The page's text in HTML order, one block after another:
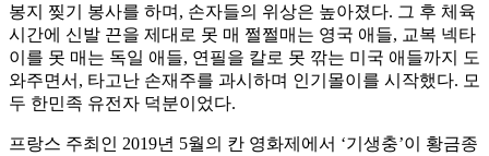
봉지 찢기 봉사를 하며, 손자들의 위상은 높아졌다. 그 후 체육
시간에 신발 끈을 제대로 못 매 쩔쩔매는 영국 애들, 교복 넥타
이를 못 매는 독일 애들, 연필을 칼로 못 깎는 미국 애들까지 도
와주면서, 타고난 손재주를 과시하며 인기몰이를 시작했다. 모
두 한민족 유전자 덕분이었다.
프랑스 주최인 2019년 5월의 칸 영화제에서 ‘기생충’이 황금종